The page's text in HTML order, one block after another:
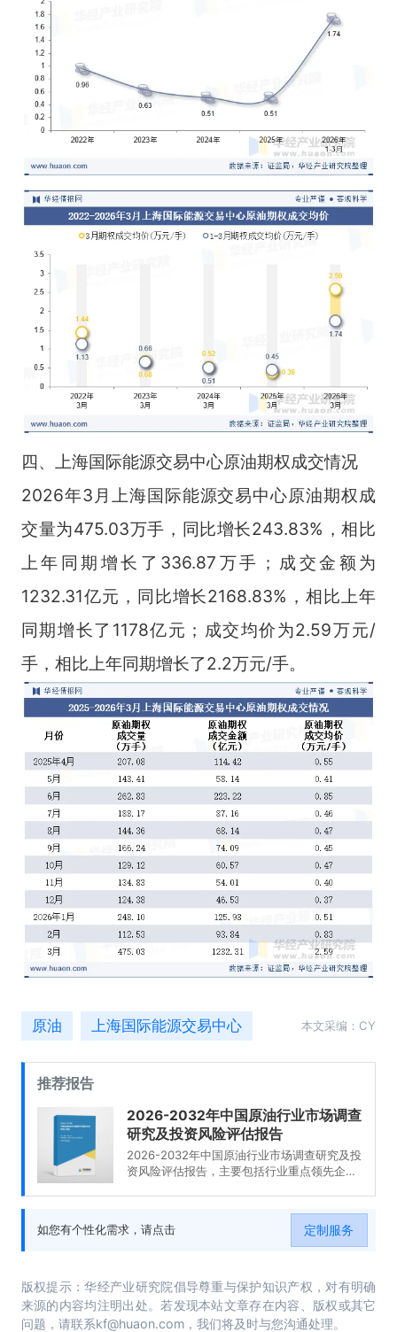
四、上海国际能源交易中心原油期权成交情况
2026年3月上海国际能源交易中心原油期权成
交量为475.03万手，同比增长243.83%，相比
上年同期增长了336.87万手；成交金额为
1232.31亿元，同比增长2168.83%，相比上年
同期增长了1178亿元；成交均价为2.59万元/
手，相比上年同期增长了2.2万元/手。
原油 上海国际能源交易中心 本文采编：CY
推荐报告
2026-2032年中国原油行业市场调查
研究及投资风险评估报告
2026-2032年中国原油行业市场调查研究及投
资风险评估报告，主要包括行业重点领先企业
如您有个性化需求，请点击 定制服务
版权提示：华经产业研究院倡导尊重与保护知识产权，对有明确
来源的内容均注明出处。若发现本站文章存在内容、版权或其它
问题，请联系kf@huaon.com，我们将及时与您沟通处理。